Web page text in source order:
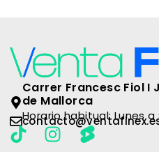
Carrer Francesc Fiol I
de Mallorca
Horario habitual: Lunes a